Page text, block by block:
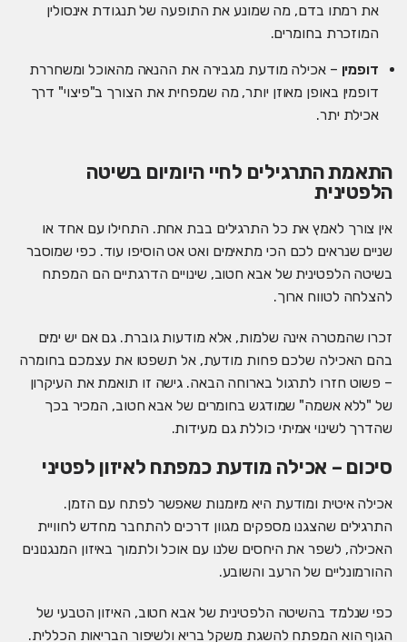
את רמתו בדם, מה שמונע את התופעה של תנגודת אינסולין
המוזכרת בחומרים.
דופמין – אכילה מודעת מגבירה את ההנאה מהאוכל ומשחררת
דופמין באופן מאוזן יותר, מה שמפחית את הצורך ב"פיצוי" דרך
אכילת יתר.
התאמת התרגילים לחיי היומיום בשיטה
הלפטינית
אין צורך לאמץ את כל התרגילים בבת אחת. התחילו עם אחד או
שניים שנראים לכם הכי מתאימים ואט אט הוסיפו עוד. כפי שמוסבר
בשיטה הלפטינית של אבא חטוב, שינויים הדרגתיים הם המפתח
להצלחה לטווח ארוך.
זכרו שהמטרה אינה שלמות, אלא מודעות גוברת. גם אם יש ימים
בהם האכילה שלכם פחות מודעת, אל תשפטו את עצמכם בחומרה
– פשוט חזרו לתרגול בארוחה הבאה. גישה זו תואמת את העיקרון
של "ללא אשמה" שמודגש בחומרים של אבא חטוב, המכיר בכך
שהדרך לשינוי אמיתי כוללת גם מעידות.
סיכום – אכילה מודעת כמפתח לאיזון לפטיני
אכילה איטית ומודעת היא מיומנות שאפשר לפתח עם הזמן.
התרגילים שהצגנו מספקים מגוון דרכים להתחבר מחדש לחוויית
האכילה, לשפר את היחסים שלנו עם אוכל ולתמוך באיזון המנגנונים
ההורמונליים של הרעב והשובע.
כפי שנלמד בהשיטה הלפטינית של אבא חטוב, האיזון הטבעי של
הגוף הוא המפתח להשגת משקל בריא ולשיפור הבריאות הכללית.